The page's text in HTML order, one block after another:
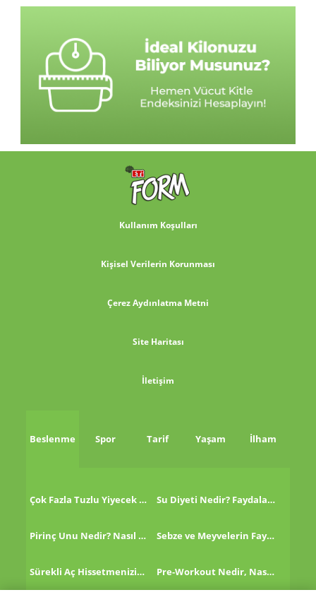
Kullanım Koşulları
Kişisel Verilerin Korunması
Çerez Aydınlatma Metni
Site Haritası
İletişim
Beslenme Spor Tarif Yaşam İlham
Çok Fazla Tuzlu Yiyecek Tükettikten Sonra Ne Yapmalı? Su Diyeti Nedir? Faydaları Nelerdir?
Pirinç Unu Nedir? Nasıl Tüketilir? Sebze ve Meyvelerin Faydaları!
Sürekli Aç Hissetmenizin 8 Nedeni! Pre-Workout Nedir, Nasıl Kullanılır?